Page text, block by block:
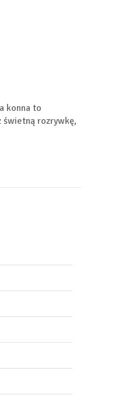
konna to
świetną rozrywkę,